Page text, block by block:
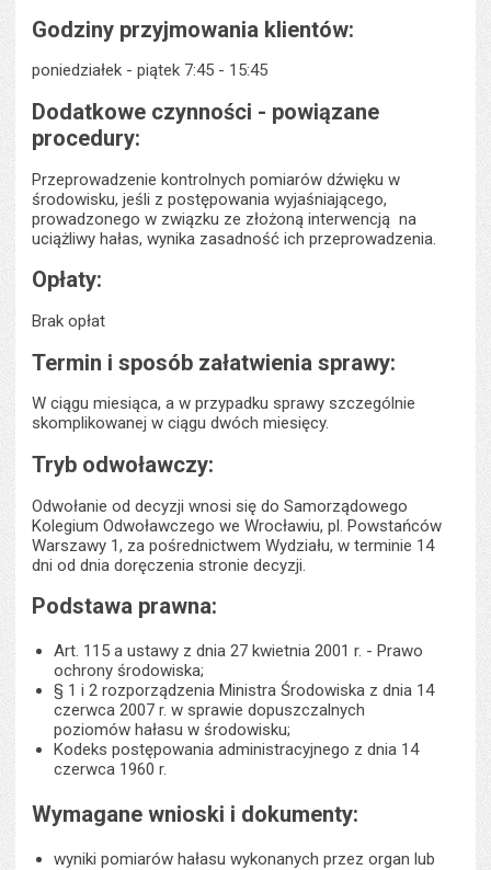
Godziny przyjmowania klientów:
poniedziałek - piątek 7:45 - 15:45
Dodatkowe czynności - powiązane
procedury:
Przeprowadzenie kontrolnych pomiarów dźwięku w
środowisku, jeśli z postępowania wyjaśniającego,
prowadzonego w związku ze złożoną interwencją na
uciążliwy hałas, wynika zasadność ich przeprowadzenia.
Opłaty:
Brak opłat
Termin i sposób załatwienia sprawy:
W ciągu miesiąca, a w przypadku sprawy szczególnie
skomplikowanej w ciągu dwóch miesięcy.
Tryb odwoławczy:
Odwołanie od decyzji wnosi się do Samorządowego
Kolegium Odwoławczego we Wrocławiu, pl. Powstańców
Warszawy 1, za pośrednictwem Wydziału, w terminie 14
dni od dnia doręczenia stronie decyzji.
Podstawa prawna:
Art. 115 a ustawy z dnia 27 kwietnia 2001 r. - Prawo
ochrony środowiska;
§ 1 i 2 rozporządzenia Ministra Środowiska z dnia 14
czerwca 2007 r. w sprawie dopuszczalnych
poziomów hałasu w środowisku;
Kodeks postępowania administracyjnego z dnia 14
czerwca 1960 r.
Wymagane wnioski i dokumenty:
wyniki pomiarów hałasu wykonanych przez organ lub